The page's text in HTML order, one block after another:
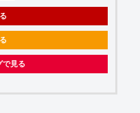
で見る